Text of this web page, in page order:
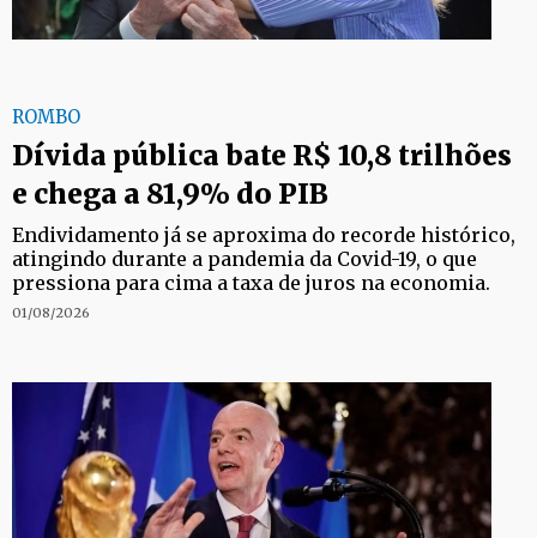
ROMBO
Dívida pública bate R$ 10,8 trilhões
e chega a 81,9% do PIB
Endividamento já se aproxima do recorde histórico,
atingindo durante a pandemia da Covid-19, o que
pressiona para cima a taxa de juros na economia.
01/08/2026